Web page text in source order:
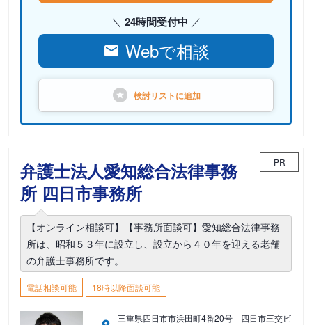
24時間受付中
Webで相談
検討リストに追加
弁護士法人愛知総合法律事務
所 四日市事務所
PR
【オンライン相談可】【事務所面談可】愛知総合法律事務
所は、昭和５３年に設立し、設立から４０年を迎える老舗
の弁護士事務所です。
電話相談可能 18時以降面談可能
三重県四日市市浜田町4番20号 四日市三交ビ